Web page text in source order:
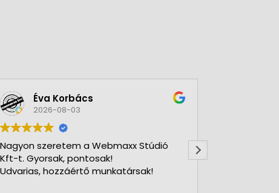
Éva Korbács
2026-08-03
Nagyon szeretem a Webmaxx Stúdió
Kft-t. Gyorsak, pontosak!
Udvarias, hozzáértő munkatársak!